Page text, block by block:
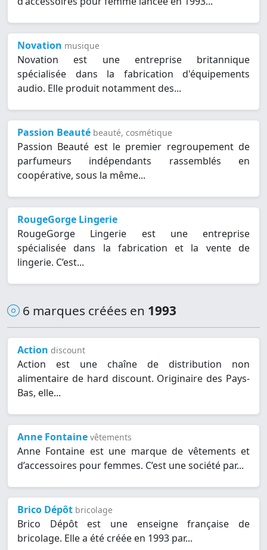
Novation musique
Novation est une entreprise britannique
spécialisée dans la fabrication d'équipements
audio. Elle produit notamment des...
Passion Beauté beauté, cosmétique
Passion Beauté est le premier regroupement de
parfumeurs indépendants rassemblés en
coopérative, sous la même...
RougeGorge Lingerie
RougeGorge Lingerie est une entreprise
spécialisée dans la fabrication et la vente de
lingerie. C’est...
6 marques créées en 1993
Action discount
Action est une chaîne de distribution non
alimentaire de hard discount. Originaire des Pays-
Bas, elle...
Anne Fontaine vêtements
Anne Fontaine est une marque de vêtements et
d’accessoires pour femmes. C’est une société par...
Brico Dépôt bricolage
Brico Dépôt est une enseigne française de
bricolage. Elle a été créée en 1993 par...